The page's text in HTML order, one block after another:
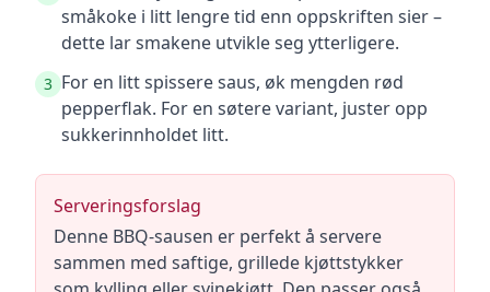
småkoke i litt lengre tid enn oppskriften sier –
dette lar smakene utvikle seg ytterligere.
3 For en litt spissere saus, øk mengden rød
pepperflak. For en søtere variant, juster opp
sukkerinnholdet litt.
Serveringsforslag
Denne BBQ-sausen er perfekt å servere
sammen med saftige, grillede kjøttstykker